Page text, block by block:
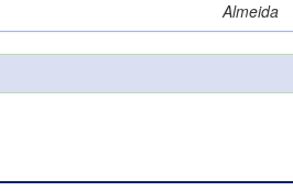
Almeida